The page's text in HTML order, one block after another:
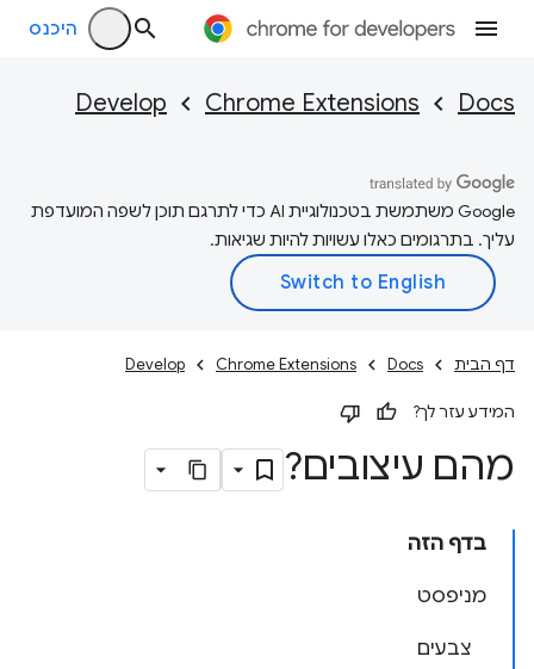
היכנס
Docs
Chrome Extensions
Develop
‫Google משתמשת בטכנולוגיית AI כדי לתרגם תוכן לשפה המועדפת
עליך. בתרגומים כאלו עשויות להיות שגיאות.
דף הבית Docs
Chrome Extensions
Develop
המידע עזר לך?
מהם עיצובים?
בדף הזה
מניפסט
צבעים